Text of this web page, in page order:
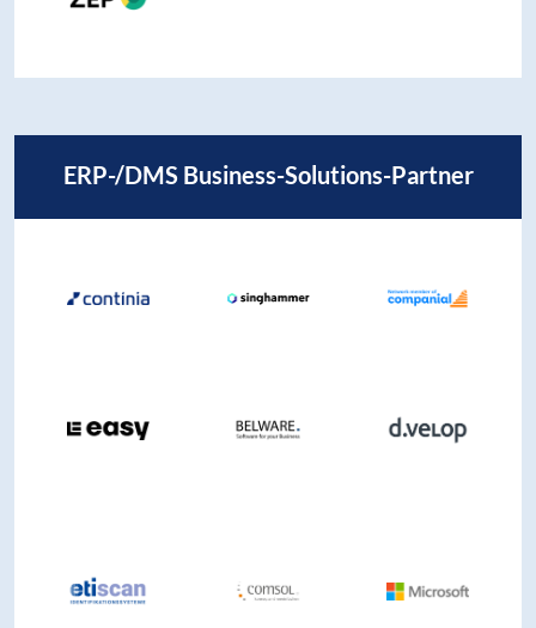
ERP-/DMS Business-Solutions-Partner